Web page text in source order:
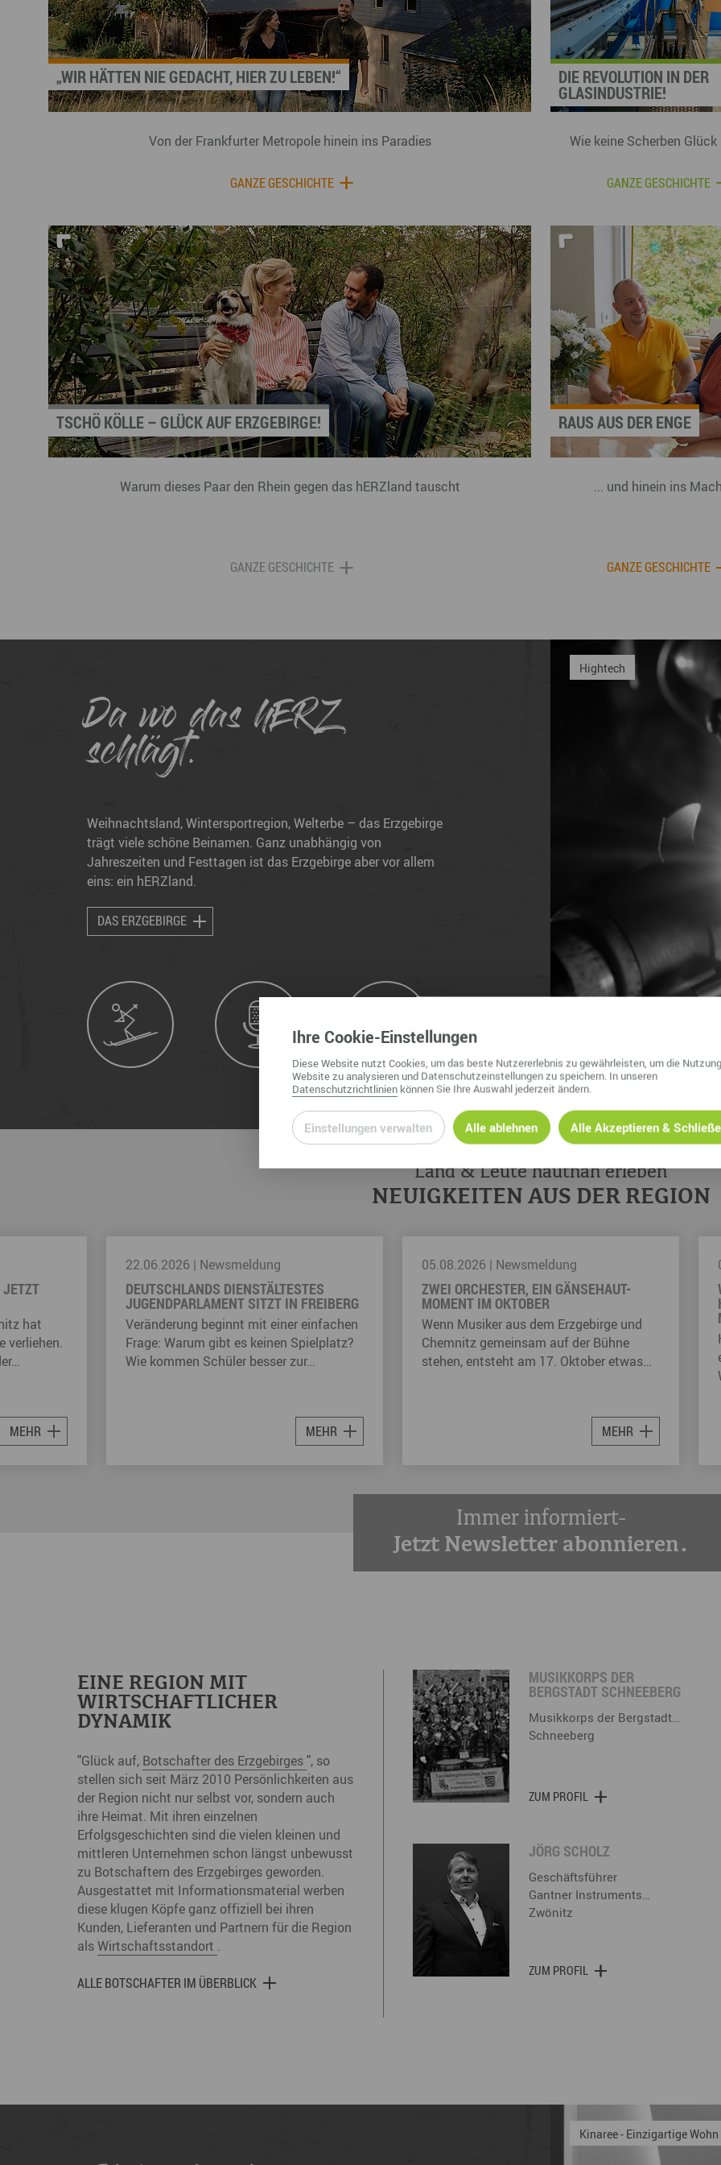
„WIR HÄTTEN NIE GEDACHT, HIER ZU LEBEN!“
Von der Frankfurter Metropole hinein ins Paradies
GANZE GESCHICHTE
DIE REVOLUTION IN DER
GLASINDUSTRIE!
Wie keine Scherben
GANZE GESCHICHTE
TSCHÖ KÖLLE – GLÜCK AUF ERZGEBIRGE!
Warum dieses Paar den Rhein gegen das hERZland tauscht
GANZE GESCHICHTE
RAUS AUS DER ENGE
... und hinein ins
GANZE GESCHICHTE
Da wo das hERZ
schlägt.
Weihnachtsland, Wintersportregion, Welterbe – das Erzgebirge
trägt viele schöne Beinamen. Ganz unabhängig von
Jahreszeiten und Festtagen ist das Erzgebirge aber vor allem
eins: ein hERZland.
DAS ERZGEBIRGE
Industrie
Land & Leute hautnah erleben
NEUIGKEITEN AUS DER REGION
MEHR
05.08.2026 | Newsmeldung
ZWEI ORCHESTER, EIN GÄNSEHAUT-
MOMENT IM OKTOBER
Wenn Musiker aus dem Erzgebirge und
Chemnitz gemeinsam auf der Bühne
stehen, entsteht am 17. Oktober etwas…
MEHR
03.08.2026 | Newsmeldung
WAS KATHRINCHEN ZIMTSTERN FÜR
KINDER IM ERZGEBIRGE MÖGLICH
MACHT
Kathrinchen Zimtstern hat sich längst
einen festen Platz im Erzgebirge erobert.
MEHR
Immer informiert-
Jetzt Newsletter abonnieren.
EINE REGION MIT
WIRTSCHAFTLICHER
DYNAMIK
"Glück auf, Botschafter des Erzgebirges", so
stellen sich seit März 2010 Persönlichkeiten aus
der Region nicht nur selbst vor, sondern auch
ihre Heimat. Mit ihren einzelnen
Erfolgsgeschichten sind die vielen kleinen und
mittleren Unternehmen schon längst unbewusst
zu Botschaftern des Erzgebirges geworden.
Ausgestattet mit Informationsmaterial werben
diese klugen Köpfe ganz offiziell bei ihren
Kunden, Lieferanten und Partnern für die Region
alsWirtschaftsstandort .
ALLE BOTSCHAFTER IM ÜBERBLICK
MUSIKKORPS DER
BERGSTADT SCHNEEBERG
Musikkorps der Bergstadt…
Schneeberg
ZUM PROFIL
JÖRG SCHOLZ
Geschäftsführer
Gantner Instruments…
Zwönitz
ZUM PROFIL
Lautergold Paul Schubert
Ihre Cookie-Einstellungen
DieseWebsite nutzt Cookies, um das beste Nutzererlebnis zu gewährleisten, um die
Websitezu analysieren und Datenschutzeinstellungen zu speichern. In unseren
Datenschutzrichtlinien können Sie Ihre Auswahl jederzeit ändern.
Einstellungen verwalten Alle ablehnen Alle Akzeptieren &